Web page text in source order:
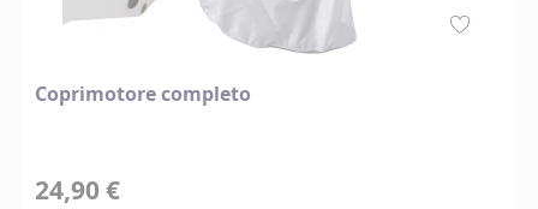
Coprimotore completo
24,90 €